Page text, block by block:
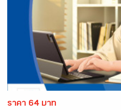
ราคา 64 บาท